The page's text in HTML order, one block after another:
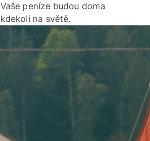
Vaše peníze budou doma
kdekoli na světě.